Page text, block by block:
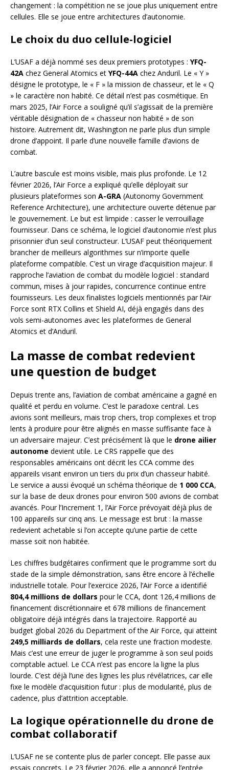
changement : la compétition ne se joue plus uniquement entre
cellules. Elle se joue entre architectures d’autonomie.
Le choix du duo cellule-logiciel
L’USAF a déjà nommé ses deux premiers prototypes : YFQ-
42A chez General Atomics et YFQ-44A chez Anduril. Le « Y »
désigne le prototype, le « F » la mission de chasseur, et le « Q
» le caractère non habité. Ce détail n’est pas cosmétique. En
mars 2025, l’Air Force a souligné qu’il s’agissait de la première
véritable désignation de « chasseur non habité » de son
histoire. Autrement dit, Washington ne parle plus d’un simple
drone d’appoint. Il parle d’une nouvelle famille d’avions de
combat.
L’autre bascule est moins visible, mais plus profonde. Le 12
février 2026, l’Air Force a expliqué qu’elle déployait sur
plusieurs plateformes son A-GRA (Autonomy Government
Reference Architecture), une architecture ouverte détenue par
le gouvernement. Le but est limpide : casser le verrouillage
fournisseur. Dans ce schéma, le logiciel d’autonomie n’est plus
prisonnier d’un seul constructeur. L’USAF peut théoriquement
brancher de meilleurs algorithmes sur n’importe quelle
plateforme compatible. C’est un virage d’acquisition majeur. Il
rapproche l’aviation de combat du modèle logiciel : standard
commun, mises à jour rapides, concurrence continue entre
fournisseurs. Les deux finalistes logiciels mentionnés par l’Air
Force sont RTX Collins et Shield AI, déjà engagés dans des
vols semi-autonomes avec les plateformes de General
Atomics et d’Anduril.
La masse de combat redevient
une question de budget
Depuis trente ans, l’aviation de combat américaine a gagné en
qualité et perdu en volume. C’est le paradoxe central. Les
avions sont meilleurs, mais trop chers, trop complexes et trop
lents à produire pour être alignés en masse suffisante face à
un adversaire majeur. C’est précisément là que le drone ailier
autonome devient utile. Le CRS rappelle que des
responsables américains ont décrit les CCA comme des
appareils visant environ un tiers du prix d’un chasseur habité.
Le service a aussi évoqué un schéma théorique de 1 000 CCA,
sur la base de deux drones pour environ 500 avions de combat
avancés. Pour l’Increment 1, l’Air Force prévoyait déjà plus de
100 appareils sur cinq ans. Le message est brut : la masse
redevient achetable si l’on accepte qu’une partie de cette
masse soit non habitée.
Les chiffres budgétaires confirment que le programme sort du
stade de la simple démonstration, sans être encore à l’échelle
industrielle totale. Pour l’exercice 2026, l’Air Force a identifié
804,4 millions de dollars pour le CCA, dont 126,4 millions de
financement discrétionnaire et 678 millions de financement
obligatoire déjà intégrés dans la trajectoire. Rapporté au
budget global 2026 du Department of the Air Force, qui atteint
249,5 milliards de dollars, cela reste une fraction modeste.
Mais c’est une erreur de juger le programme à son seul poids
comptable actuel. Le CCA n’est pas encore la ligne la plus
lourde. C’est déjà l’une des lignes les plus révélatrices, car elle
fixe le modèle d’acquisition futur : plus de modularité, plus de
cadence, plus d’attrition acceptable.
La logique opérationnelle du drone de
combat collaboratif
L’USAF ne se contente plus de parler concept. Elle passe aux
essais concrets. Le 23 février 2026, elle a annoncé l’entrée